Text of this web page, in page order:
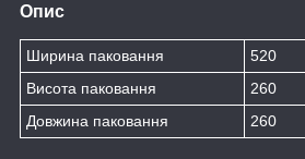
Опис
Ширина паковання
520
Висота паковання
260
Довжина паковання
260